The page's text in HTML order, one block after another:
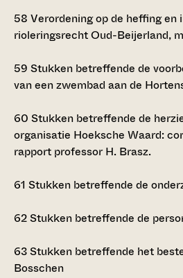
58 Verordening op de heffing en
rioleringsrecht Oud-Beijerland,
59 Stukken betreffende de
van een zwembad aan de
60 Stukken betreffende de
organisatie Hoeksche Waard:
rapport professor H. Brasz.
61 Stukken betreffende de
62Stukken betreffende de
63Stukken betreffende het
Bosschen